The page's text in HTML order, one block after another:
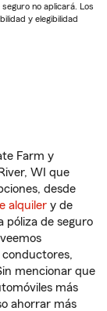
no aplicará. Los
y elegibilidad
Farm y
WI que
desde
alquiler y de
póliza de seguro
mencionar que
más
ahorrar más